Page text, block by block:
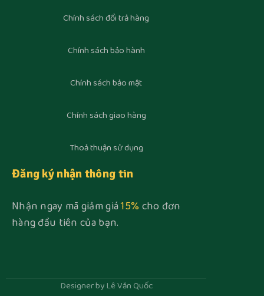
Chính sách đổi trả hàng
Chính sách bảo hành
Chính sách bảo mật
Chính sách giao hàng
Thoả thuận sử dụng
Đăng ký nhận thông tin
Nhận ngay mã giảm giá15%cho đơn
hàng đầu tiên của bạn.
Designer by Lê Văn Quốc